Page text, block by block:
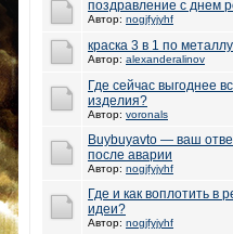
поздравление с днем
Автор: nogjfyjyhf
краска 3 в 1 по металлу
Автор: alexanderalinov
Где сейчас выгоднее
изделия?
Автор: voronals
Buybuyavto — ваш
после аварии
Автор: nogjfyjyhf
Где и как воплотить в
идеи?
Автор: nogjfyjyhf